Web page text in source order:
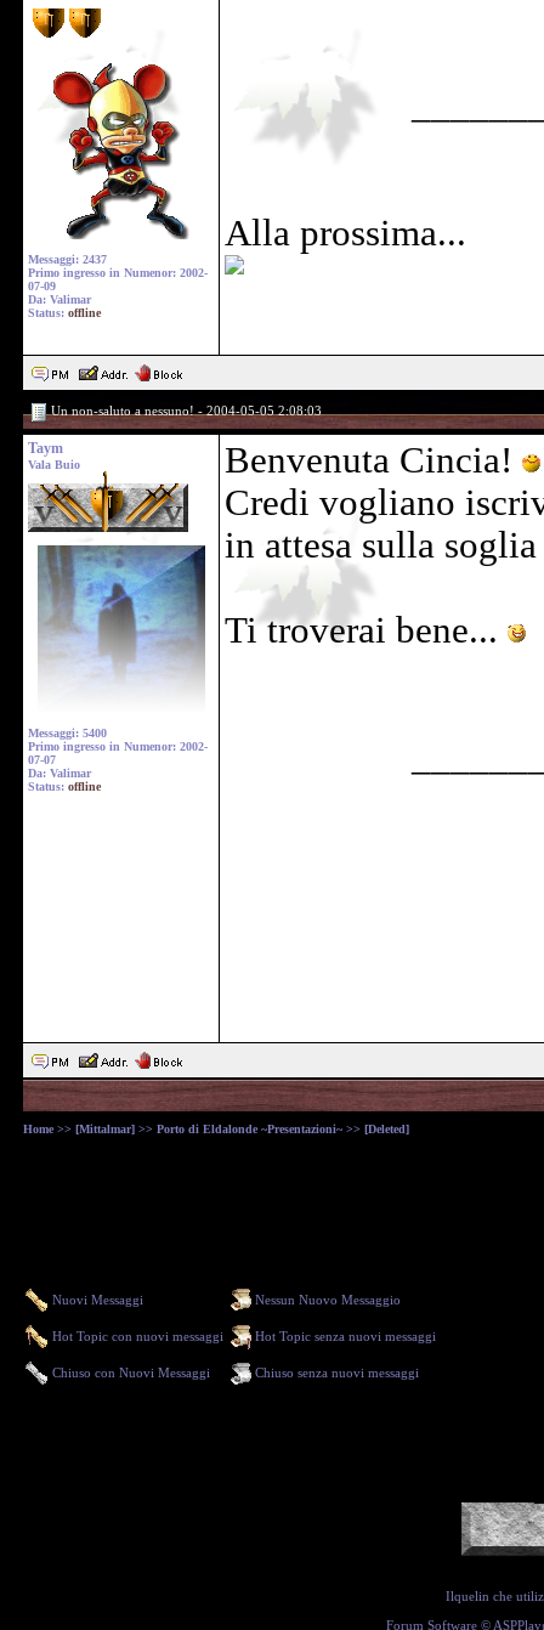
Messaggi: 2437
Primo ingresso in Numenor: 2002-
07-09
Da: Valimar
Status: offline
Alla prossima...
Un non-saluto a nessuno! - 2004-05-05 2:08:03
Taym
Vala Buio
Messaggi: 5400
Primo ingresso in Numenor: 2002-
07-07
Da: Valimar
Status: offline
Benvenuta Cincia!
Credi vogliano
in attesa sulla
Ti troverai bene...
Home >> [Mittalmar] >> Porto di Eldalonde ~Presentazioni~ >> [Deleted]
Nuovi Messaggi Nessun Nuovo Messaggio
Hot Topic con nuovi messaggi Hot Topic senza nuovi messaggi
Chiuso con Nuovi Messaggi Chiuso senza nuovi messaggi
Ilquelin che
Forum Software ©